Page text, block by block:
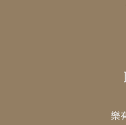
樂